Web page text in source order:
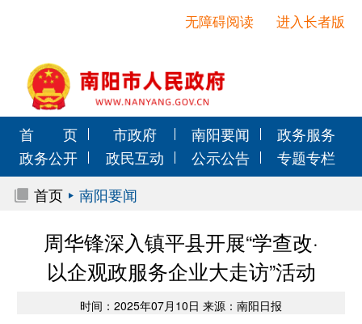
进入长者版
无障碍阅读
首 页 市政府 南阳要闻
政务服务
政务公开
政民互动 公示公告
专题专栏
首页
南阳要闻
周华锋深入镇平县开展“学查改·
以企观政服务企业大走访”活动
时间：2025年07月10日 来源：南阳日报